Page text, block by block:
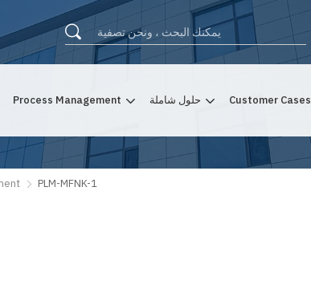
Process Management حلول شاملة Customer Cases
PLM-MFNK-1